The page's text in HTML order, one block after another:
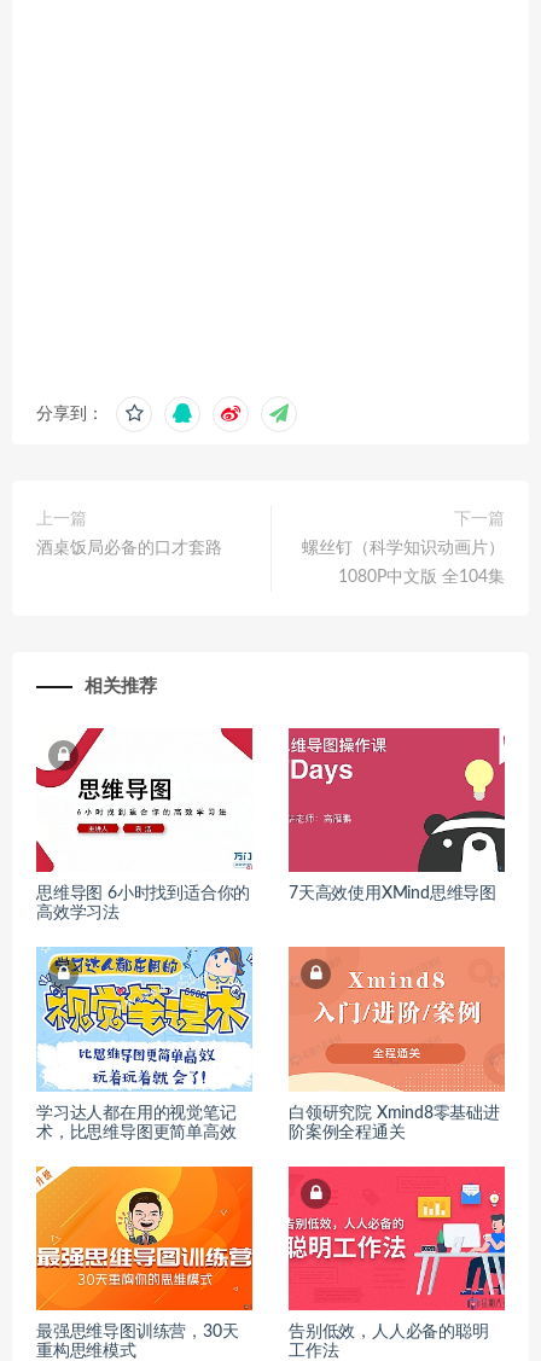
分享到：
上一篇
酒桌饭局必备的口才套路
下一篇
螺丝钉（科学知识动画片）
1080P中文版 全104集
相关推荐
思维导图 6小时找到适合你的
高效学习法
7天高效使用XMind思维导图
学习达人都在用的视觉笔记
术，比思维导图更简单高效
白领研究院 Xmind8零基础进
阶案例全程通关
最强思维导图训练营，30天
重构思维模式
告别低效，人人必备的聪明
工作法